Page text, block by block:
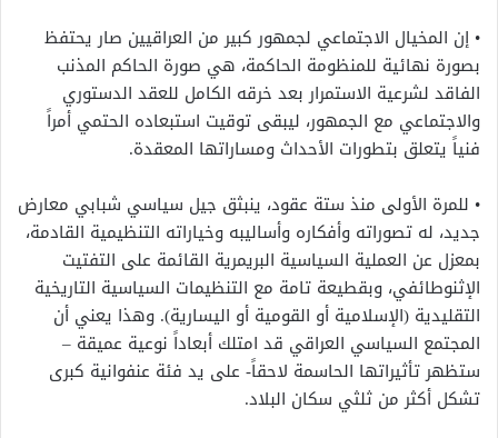
• إن المخيال الاجتماعي لجمهور كبير من العراقيين صار يحتفظ
بصورة نهائية للمنظومة الحاكمة، هي صورة الحاكم المذنب
الفاقد لشرعية الاستمرار بعد خرقه الكامل للعقد الدستوري
والاجتماعي مع الجمهور، ليبقى توقيت استبعاده الحتمي أمراً
فنياً يتعلق بتطورات الأحداث ومساراتها المعقدة.
• للمرة الأولى منذ ستة عقود، ينبثق جيل سياسي شبابي معارض
جديد، له تصوراته وأفكاره وأساليبه وخياراته التنظيمية القادمة،
بمعزل عن العملية السياسية البريمرية القائمة على التفتيت
الإثنوطائفي، وبقطيعة تامة مع التنظيمات السياسية التاريخية
التقليدية (الإسلامية أو القومية أو اليسارية). وهذا يعني أن
المجتمع السياسي العراقي قد امتلك أبعاداً نوعية عميقة –
ستظهر تأثيراتها الحاسمة لاحقاً- على يد فئة عنفوانية كبرى
تشكل أكثر من ثلثي سكان البلاد.